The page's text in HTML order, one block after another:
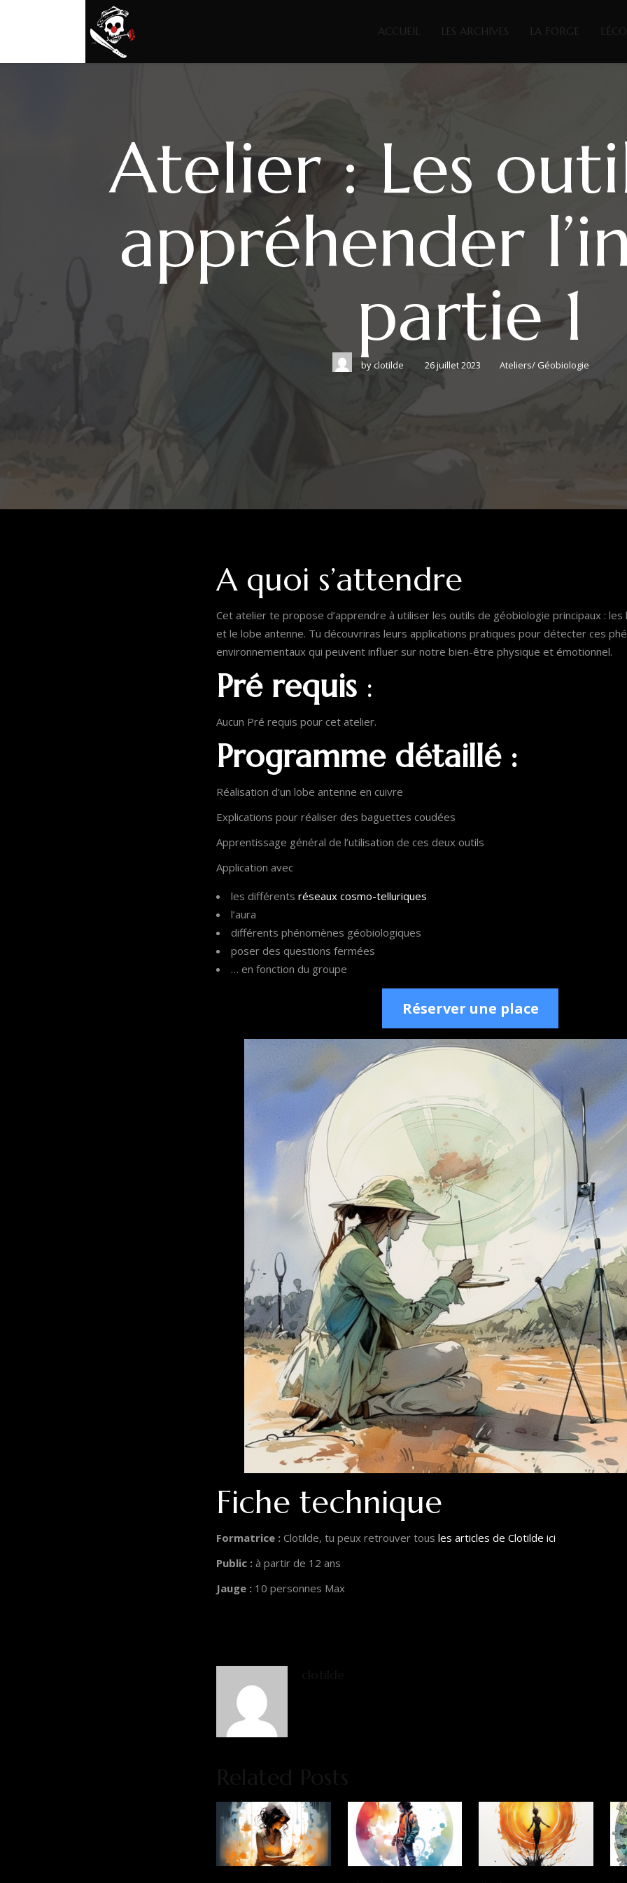
ACCUEIL LES ARCHIVES LA FORGE
Atelier : Les
appréhender
partie 1
byclotilde 26 juillet 2023 Ateliers/ Géobiologie
A quoi s’attendre
Cet atelier te propose d’apprendre à utiliser les outils de géobiologie principaux :
et le lobe antenne. Tu découvriras leurs applications pratiques pour détecter ces
environnementaux qui peuvent influer sur notre bien-être physique et émotionnel.
Pré requis :
Aucun Pré requis pour cet atelier.
Programme détaillé :
Réalisation d’un lobe antenne en cuivre
Explications pour réaliser des baguettes coudées
Apprentissage général de l’utilisation de ces deux outils
Application avec
les différents réseaux cosmo-telluriques
l’aura
différents phénomènes géobiologiques
poser des questions fermées
… en fonction du groupe
Réserver une place
Fiche technique
Formatrice : Clotilde, tu peux retrouver tous les articles de Clotilde ici
Public : à partir de 12 ans
Jauge : 10 personnes Max